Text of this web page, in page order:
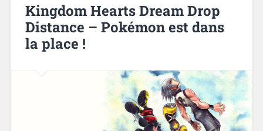
Kingdom Hearts Dream Drop
Distance – Pokémon est dans
la place !